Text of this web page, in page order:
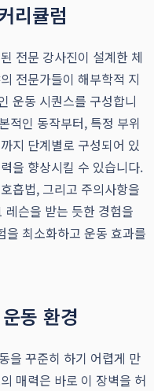
리큘럼
전문 강사진이 설계한 체
전문가들이 해부학적 지
운동 시퀀스를 구성합니
적인 동작부터, 특정 부위
지 단계별로 구성되어 있
을 향상시킬 수 있습니다.
흡법, 그리고 주의사항을
슨을 받는 듯한 경험을
을 최소화하고 운동 효과를
동 환경
을 꾸준히 하기 어렵게 만
의 매력은 바로 이 장벽을 허